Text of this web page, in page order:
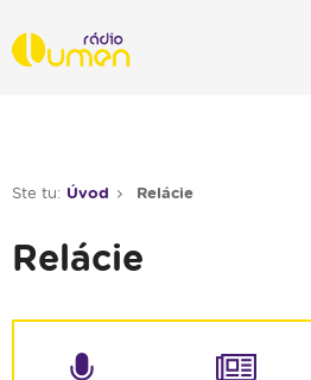
Ste tu: Úvod Relácie
Relácie